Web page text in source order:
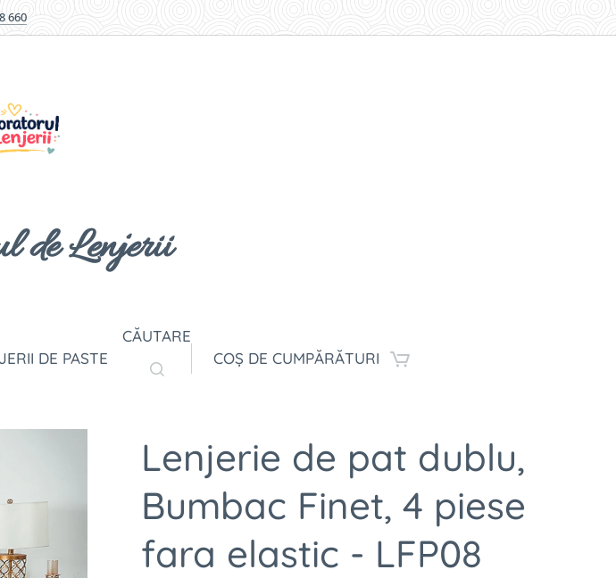
660
de Lenjerii
DE PASTE
CĂUTARE
COȘ DE CUMPĂRĂTURI
Lenjerie de pat dublu,
Bumbac Finet, 4 piese
fara elastic - LFP08